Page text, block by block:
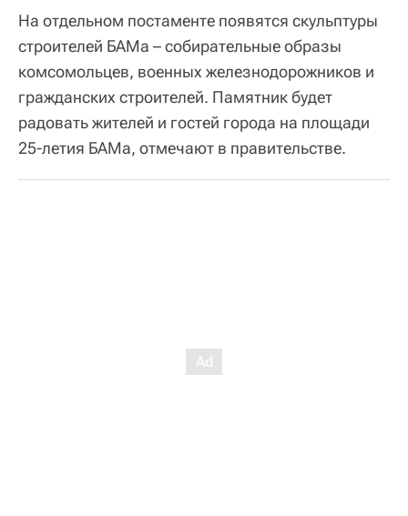
На отдельном постаменте появятся скульптуры
строителей БАМа – собирательные образы
комсомольцев, военных железнодорожников и
гражданских строителей. Памятник будет
радовать жителей и гостей города на площади
25-летия БАМа, отмечают в правительстве.